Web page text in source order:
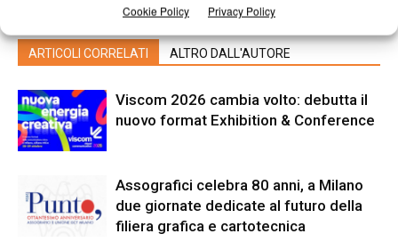
Cookie Policy Privacy Policy
ARTICOLI CORRELATI ALTRO DALL'AUTORE
Viscom 2026 cambia volto: debutta il
nuovo format Exhibition & Conference
Assografici celebra 80 anni, a Milano
due giornate dedicate al futuro della
filiera grafica e cartotecnica